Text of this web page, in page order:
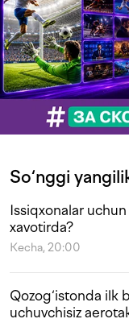
So‘nggi
Issiqxonalar
xavotirda?
Kecha, 20:00
Qozog‘istonda ilk
uchuvchisiz